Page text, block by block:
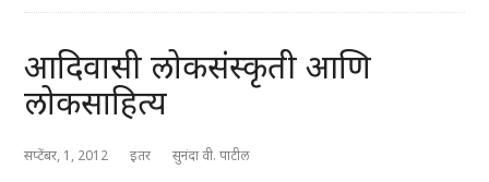
आदिवासी लोकसंस्कृती आणि
लोकसाहित्य
सप्टेंबर, 1, 2012 इतर सुनंदा वी. पाटील